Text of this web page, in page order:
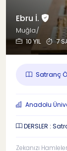
Ebru İ.
Muğla/
10 YIL
7
Satranç
Anadolu
DERSLER :
Zekanızı